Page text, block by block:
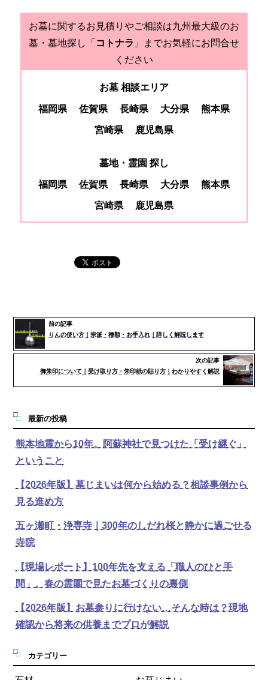
お墓に関するお見積りやご相談は九州最大級のお
墓・墓地探し「 コトナラ 」までお気軽にお問合せ
ください
お墓 相談エリア
福岡県 佐賀県 長崎県 大分県 熊本県
宮崎県 鹿児島県
墓地・霊園 探し
福岡県 佐賀県 長崎県 大分県 熊本県
宮崎県 鹿児島県
前の記事
りんの使い方｜宗派・種類・お手入れ｜詳しく解説します
次の記事
御朱印について｜受け取り方・朱印紙の貼り方｜わかりやすく解説
最新の投稿
熊本地震から10年。阿蘇神社で見つけた「受け継ぐ」
ということ
【2026年版】墓じまいは何から始める？相談事例から
見る進め方
五ヶ瀬町・浄専寺｜300年のしだれ桜と静かに過ごせる
寺院
【現場レポート】100年先を支える「職人のひと手
間」。春の霊園で見たお墓づくりの裏側
【2026年版】お墓参りに行けない…そんな時は？現地
確認から将来の供養までプロが解説
カテゴリー